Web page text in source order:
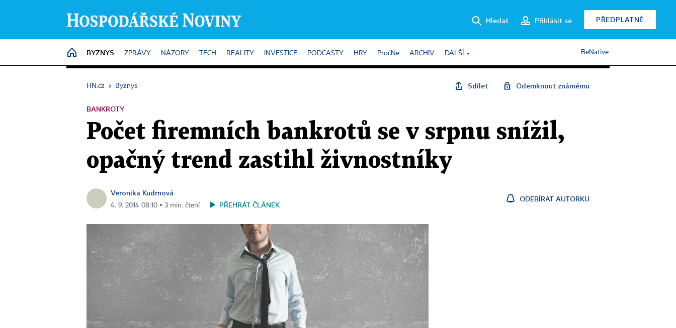
Hledat Přihlásit se PŘEDPLATNÉ
HOME
BYZNYS ZPRÁVY NÁZORY TECH REALITY INVESTICE PODCASTY HRY PročNe ARCHIV DALŠÍ BeNative
HN.cz › Byznys Sdílet Odemknout známému
BANKROTY
Počet firemních bankrotů se v srpnu snížil,
opačný trend zastihl živnostníky
Veronika Kudrnová
4. 9. 2014 08:10 ▪ 3 min. čtení PŘEHRÁT ČLÁNEK
ODEBÍRAT AUTORKU